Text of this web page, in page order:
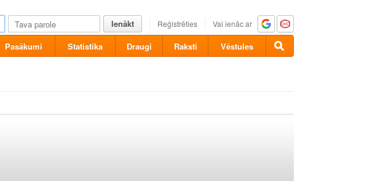
Ienākt Reģistrēties Vai ienāc ar
Pasākumi Statistika Draugi Raksti Vēstules